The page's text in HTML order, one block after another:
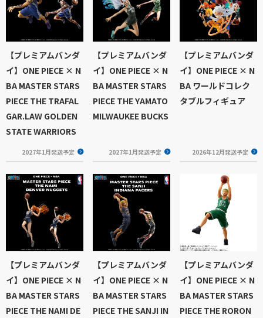
【プレミアムバンダ
イ】ONE PIECE × N
BA MASTER STARS
PIECE THE TRAFAL
GAR.LAW GOLDEN
STATE WARRIORS
2027年1月発送予定
【プレミアムバンダ
イ】ONE PIECE × N
BA MASTER STARS
PIECE THE YAMATO
MILWAUKEE BUCKS
2027年1月発送予定
【プレミアムバンダ
イ】ONE PIECE × N
BA ワールドコレク
タブルフィギュア
2026年12月発送予定
【プレミアムバンダ
イ】ONE PIECE × N
BA MASTER STARS
PIECE THE NAMI DE
【プレミアムバンダ
イ】ONE PIECE × N
BA MASTER STARS
PIECE THE SANJI IN
【プレミアムバンダ
イ】ONE PIECE × N
BA MASTER STARS
PIECE THE RORON